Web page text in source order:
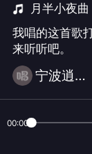
月半小夜曲
我唱的这首歌
来听听吧。
宁波逍遥哥
00:00